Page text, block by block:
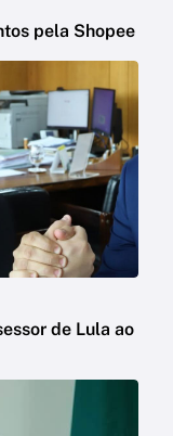
pela Shopee
de Lula ao